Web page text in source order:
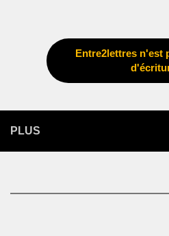
Entre2lettres n'est
PLUS